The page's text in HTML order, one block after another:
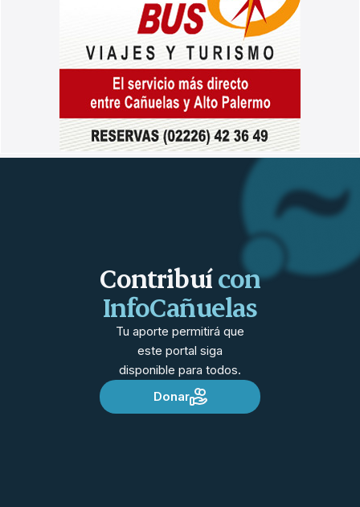
Contribuícon
InfoCañuelas
Tu aporte permitirá que
este portal siga
disponible para todos.
Donar